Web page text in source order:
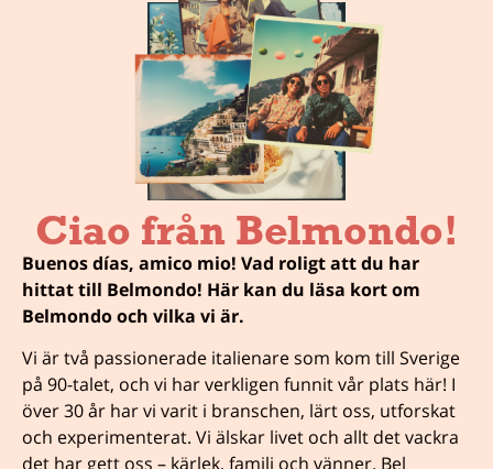
Ciao från Belmondo!
Buenos días, amico mio! Vad roligt att du har
hittat till Belmondo! Här kan du läsa kort om
Belmondo och vilka vi är.
Vi är två passionerade italienare som kom till Sverige
på 90-talet, och vi har verkligen funnit vår plats här! I
över 30 år har vi varit i branschen, lärt oss, utforskat
och experimenterat. Vi älskar livet och allt det vackra
det har gett oss – kärlek, familj och vänner. Bel